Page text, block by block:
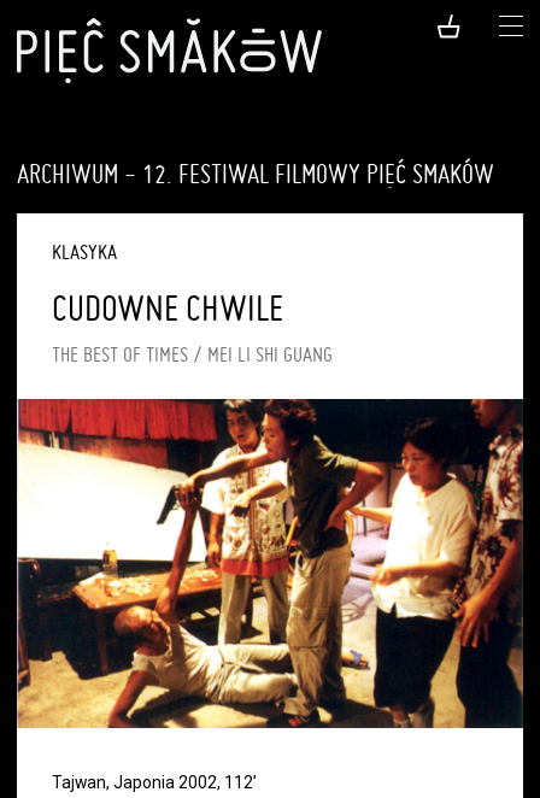
ARCHIWUM - 12. FESTIWAL FILMOWY PIĘĆ SMAKÓW
KLASYKA
CUDOWNE CHWILE
THE BEST OF TIMES / MEI LI SHI GUANG
Tajwan, Japonia 2002, 112’